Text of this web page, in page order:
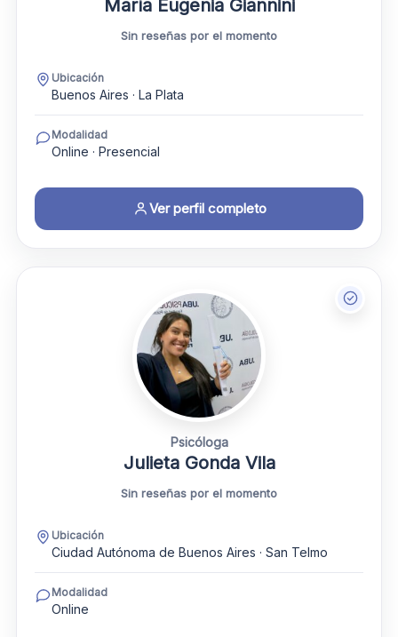
María Eugenia Giannini
Sin reseñas por el momento
Ubicación
Buenos Aires · La Plata
Modalidad
Online · Presencial
Ver perfil completo
Psicóloga
Julieta Gonda Vila
Sin reseñas por el momento
Ubicación
Ciudad Autónoma de Buenos Aires · San Telmo
Modalidad
Online